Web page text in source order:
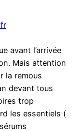
avant l’arrivée
Mais attention
la remous
devant tous
trop
les essentiels (